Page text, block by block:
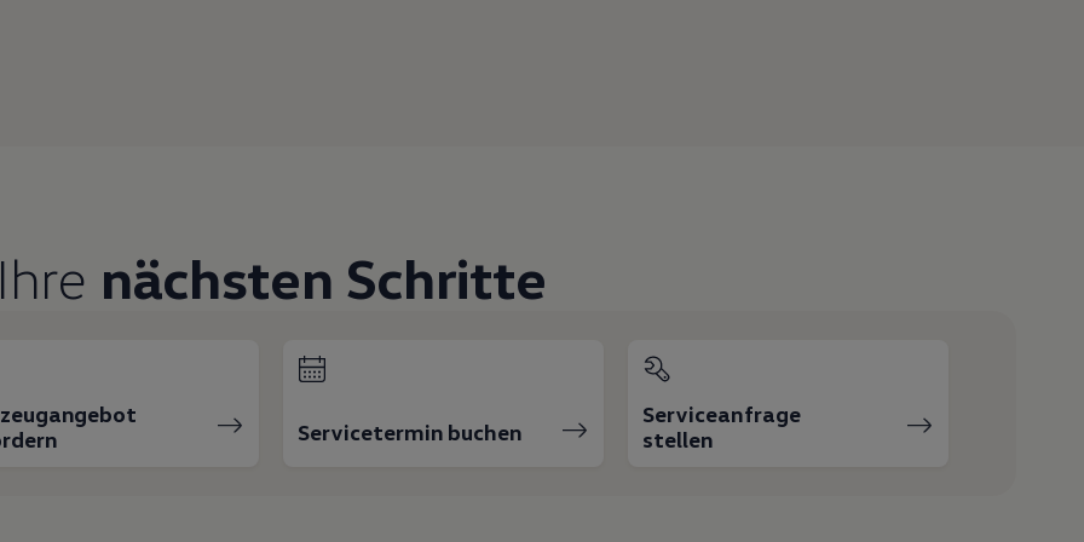
Ihre nächsten Schritte
Servicetermin buchen
Serviceanfrage
stellen